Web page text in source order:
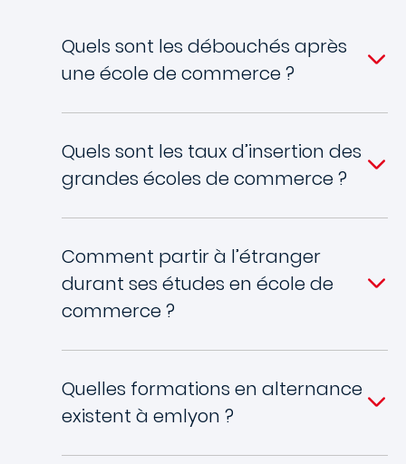
Quels sont les débouchés après
une école de commerce ?
Quels sont les taux d’insertion des
grandes écoles de commerce ?
Comment partir à l’étranger
durant ses études en école de
commerce ?
Quelles formations en alternance
existent à emlyon ?